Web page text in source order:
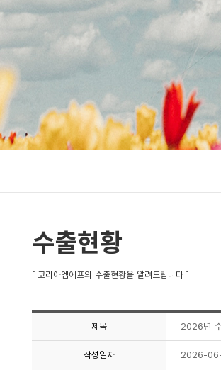
수출현황
[ 코리아엠에프의 수출현황을 알려드립니다 ]
제목 2026년
작성일자 2026-